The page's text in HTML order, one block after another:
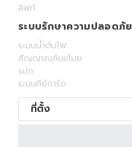
ลิฟท์
ระบบรักษาความปลอดภัย
ระบบน้ำดับไฟ
สัญญาณกันขโมย
รปภ.
ระบบคีย์การ์ด
ที่ตั้ง